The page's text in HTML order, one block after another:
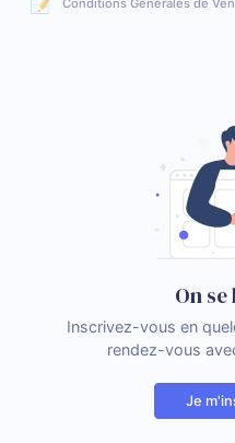
Conditions Générales de
On se
Inscrivez-vous en
rendez-vous
Je